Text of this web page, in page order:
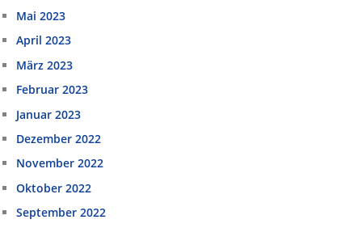
Mai 2023
April 2023
März 2023
Februar 2023
Januar 2023
Dezember 2022
November 2022
Oktober 2022
September 2022